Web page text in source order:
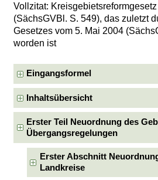
Vollzitat:
(SächsGVBl. S. 549), das zuletzt
Gesetzes vom 5. Mai 2004
worden ist
Eingangsformel
Inhaltsübersicht
Erster Teil Neuordnung des
Übergangsregelungen
Erster Abschnitt
Landkreise